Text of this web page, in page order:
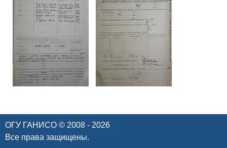
ОГУ ГАНИСО © 2008 - 2026
Все права защищены.